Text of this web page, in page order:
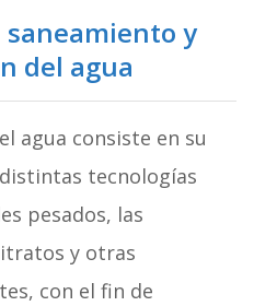
saneamiento y
del agua
agua consiste en su
tecnologías
pesados, las
y otras
con el fin de